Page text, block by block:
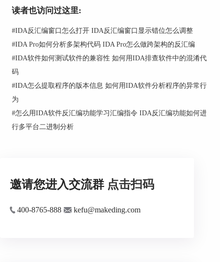
读者也访问过这里:
#IDA反汇编窗口怎么打开 IDA反汇编窗口显示错位怎么调整
#IDA Pro如何分析多架构代码 IDA Pro怎么做跨架构的反汇编
#IDA软件如何测试软件的兼容性 如何用IDA排查软件中的混淆代
码
#IDA怎么提取程序的版本信息 如何用IDA软件分析程序的异常行
为
#怎么用IDA软件反汇编功能学习汇编指令 IDA反汇编功能如何进
行多平台二进制分析
邀请您进入交流群 点击扫码
400-8765-888 kefu@makeding.com